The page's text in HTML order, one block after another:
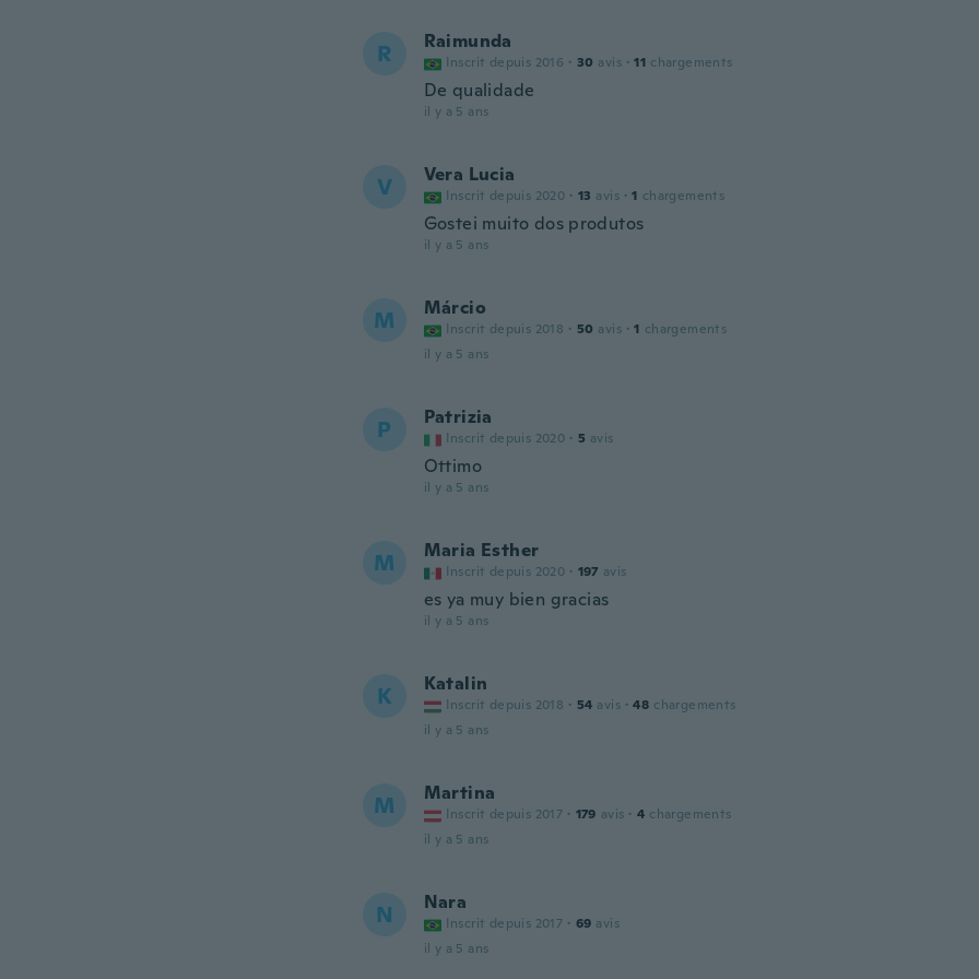
R Raimunda
Inscrit depuis 2016 · 30 avis · 11 chargements
De qualidade
il y a 5 ans
V Vera Lucia
Inscrit depuis 2020 · 13 avis · 1 chargements
Gostei muito dos produtos
il y a 5 ans
M Márcio
Inscrit depuis 2018 · 50 avis · 1 chargements
il y a 5 ans
P Patrizia
Inscrit depuis 2020 · 5 avis
Ottimo
il y a 5 ans
M Maria Esther
Inscrit depuis 2020 · 197 avis
es ya muy bien gracias
il y a 5 ans
K Katalin
Inscrit depuis 2018 · 54 avis · 48 chargements
il y a 5 ans
M Martina
Inscrit depuis 2017 · 179 avis · 4 chargements
il y a 5 ans
N Nara
Inscrit depuis 2017 · 69 avis
il y a 5 ans